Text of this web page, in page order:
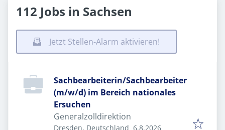
112 Jobs in Sachsen
Jetzt Stellen-Alarm aktivieren!
Sachbearbeiterin/Sachbearbeiter
(m/w/d) im Bereich nationales
Ersuchen
Generalzolldirektion
Dresden, Deutschland Veröffentlicht
6.8.2026